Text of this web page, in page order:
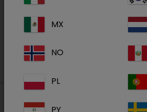
MX
NO
PL
PY